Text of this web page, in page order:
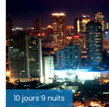
10 jours 9 nuits